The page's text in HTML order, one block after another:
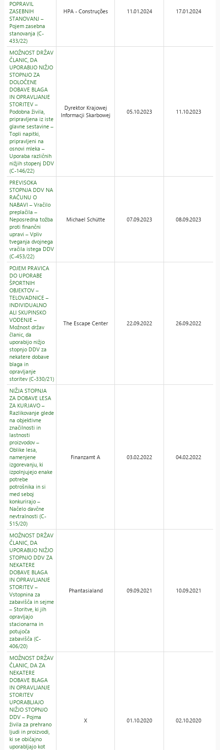
POPRAVIL
ZASEBNIH
STANOVANJ –
Pojem zasebna
stanovanja (C-
433/22)
HPA - Construções 11.01.2024 17.01.2024
MOŽNOST DRŽAV
ČLANIC, DA
UPORABIJO NIŽJO
STOPNJO ZA
DOLOČENE
DOBAVE BLAGA
IN OPRAVLJANJE
STORITEV –
Podobna živila,
pripravljena iz iste
glavne sestavine –
Topli napitki,
pripravljeni na
osnovi mleka –
Uporaba različnih
nižjih stopenj DDV
(C-146/22)
Dyrektor Krajowej
Informacji Skarbowej
05.10.2023 11.10.2023
PREVISOKA
STOPNJA DDV NA
RAČUNU O
NABAVI – Vračilo
preplačila –
Neposredna tožba
proti finančni
upravi – Vpliv
tveganja dvojnega
vračila istega DDV
(C-453/22)
Michael Schütte 07.09.2023 08.09.2023
POJEM PRAVICA
DO UPORABE
ŠPORTNIH
OBJEKTOV –
TELOVADNICE –
INDIVIDUALNO
ALI SKUPINSKO
VODENJE –
Možnost držav
članic, da
uporabijo nižjo
stopnjo DDV za
nekatere dobave
blaga in
opravljanje
storitev (C-330/21)
The Escape Center 22.09.2022 26.09.2022
NIŽJA STOPNJA
ZA DOBAVE LESA
ZA KURJAVO –
Razlikovanje glede
na objektivne
značilnosti in
lastnosti
proizvodov –
Oblike lesa,
namenjene
izgorevanju, ki
izpolnjujejo enake
potrebe
potrošnika in si
med seboj
konkurirajo –
Načelo davčne
nevtralnosti (C-
515/20)
Finanzamt A 03.02.2022 04.02.2022
MOŽNOST DRŽAV
ČLANIC, DA
UPORABIJO NIŽJO
STOPNJO DDV ZA
NEKATERE
DOBAVE BLAGA
IN OPRAVLJANJE
STORITEV –
Vstopnina za
zabavišča in sejme
– Storitve, ki jih
opravljajo
stacionarna in
potujoča
zabavišča (C-
406/20)
Phantasialand 09.09.2021 10.09.2021
MOŽNOST DRŽAV
ČLANIC, DA ZA
NEKATERE
DOBAVE BLAGA
IN OPRAVLJANJE
STORITEV
UPORABLJAJO
NIŽJO STOPNJO
DDV – Pojma
živila za prehrano
ljudi in proizvodi,
ki se običajno
uporabljajo kot
X 01.10.2020 02.10.2020